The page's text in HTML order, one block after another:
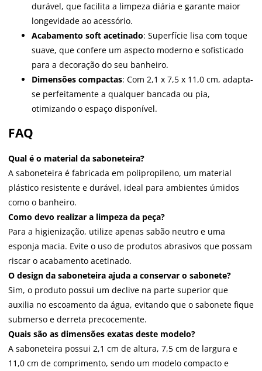
durável, que facilita a limpeza diária e garante maior
longevidade ao acessório.
Acabamento soft acetinado: Superfície lisa com toque
suave, que confere um aspecto moderno e sofisticado
para a decoração do seu banheiro.
Dimensões compactas: Com 2,1 x 7,5 x 11,0 cm, adapta-
se perfeitamente a qualquer bancada ou pia,
otimizando o espaço disponível.
FAQ
Qual é o material da saboneteira?
A saboneteira é fabricada em polipropileno, um material
plástico resistente e durável, ideal para ambientes úmidos
como o banheiro.
Como devo realizar a limpeza da peça?
Para a higienização, utilize apenas sabão neutro e uma
esponja macia. Evite o uso de produtos abrasivos que possam
riscar o acabamento acetinado.
O design da saboneteira ajuda a conservar o sabonete?
Sim, o produto possui um declive na parte superior que
auxilia no escoamento da água, evitando que o sabonete fique
submerso e derreta precocemente.
Quais são as dimensões exatas deste modelo?
A saboneteira possui 2,1 cm de altura, 7,5 cm de largura e
11,0 cm de comprimento, sendo um modelo compacto e